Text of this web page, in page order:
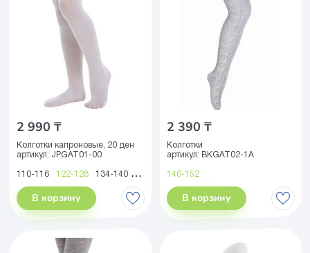
2 990 ₸
Колготки капроновые, 20 ден
артикул: JPGAT01-00
110-116 122-128 134-140 146-152 158-164
В корзину
2 390 ₸
Колготки
артикул: BKGAT02-1A
146-152
В корзину